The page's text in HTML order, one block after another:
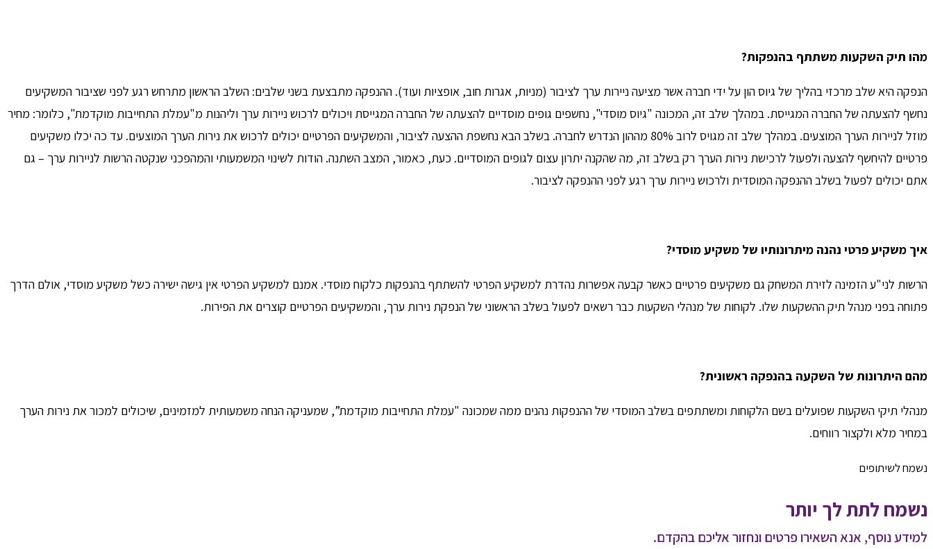
מהו תיק השקעות משתתף בהנפקות?
הנפקה היא שלב מרכזי בהליך של גיוס הון על ידי חברה אשר מציעה ניירות ערך לציבור (מניות, אגרות חוב, אופציות ועוד). ההנפקה מתבצעת בשני שלבים: השלב הראשון מתרחש רגע לפני שציבור המשקיעים
נחשף להצעתה של החברה המגייסת. במהלך שלב זה, המכונה "גיוס מוסדי", נחשפים גופים מוסדיים להצעתה של החברה המגייסת ויכולים לרכוש ניירות ערך וליהנות מ"עמלת התחייבות מוקדמת", כלומר: מחיר
מוזל לניירות הערך המוצעים. במהלך שלב זה מגויס לרוב 80% מההון הנדרש לחברה. בשלב הבא נחשפת ההצעה לציבור, והמשקיעים הפרטיים יכולים לרכוש את נירות הערך המוצעים. עד כה יכלו משקיעים
פרטיים להיחשף להצעה ולפעול לרכישת נירות הערך רק בשלב זה, מה שהקנה יתרון עצום לגופים המוסדיים. כעת, כאמור, המצב השתנה. הודות לשינוי המשמעותי והמהפכני שנקטה הרשות לניירות ערך – גם
אתם יכולים לפעול בשלב ההנפקה המוסדית ולרכוש ניירות ערך רגע לפני ההנפקה לציבור.
איך משקיע פרטי נהנה מיתרונותיו של משקיע מוסדי?
הרשות לני"ע הזמינה לזירת המשחק גם משקיעים פרטיים כאשר קבעה אפשרות נהדרת למשקיע הפרטי להשתתף בהנפקות כלקוח מוסדי. אמנם למשקיע הפרטי אין גישה ישירה כשל משקיע מוסדי, אולם הדרך
פתוחה בפני מנהל תיק ההשקעות שלו. לקוחות של מנהלי השקעות כבר רשאים לפעול בשלב הראשוני של הנפקת נירות ערך, והמשקיעים הפרטיים קוצרים את הפירות.
מהם היתרונות של השקעה בהנפקה ראשונית?
מנהלי תיקי השקעות שפועלים בשם הלקוחות ומשתתפים בשלב המוסדי של ההנפקות נהנים ממה שמכונה "עמלת התחייבות מוקדמת”, שמעניקה הנחה משמעותית למזמינים, שיכולים למכור את נירות הערך
במחיר מלא ולקצור רווחים.
נשמח לשיתופים
נשמח לתת לך יותר
למידע נוסף, אנא השאירו פרטים ונחזור אליכם בהקדם.